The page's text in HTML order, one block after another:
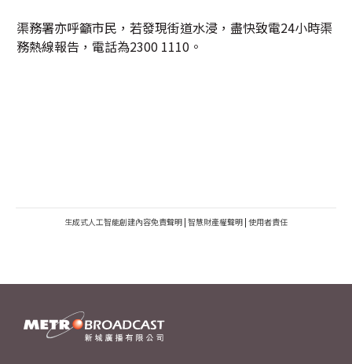
渠務署亦呼籲市民，若發現街道水浸，盡快致電24小時渠
務熱線報告，電話為2300 1110。
生成式人工智能創建內容免責聲明 | 智慧財產權聲明 | 使用者責任